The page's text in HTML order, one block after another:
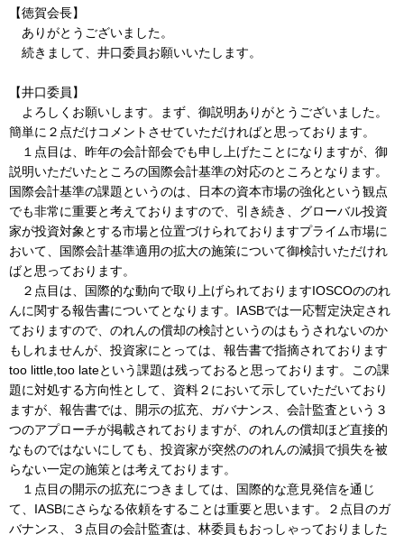
【徳賀会長】
ありがとうございました。
続きまして、井口委員お願いいたします。
【井口委員】
よろしくお願いします。まず、御説明ありがとうございました。
簡単に２点だけコメントさせていただければと思っております。
１点目は、昨年の会計部会でも申し上げたことになりますが、御
説明いただいたところの国際会計基準の対応のところとなります。
国際会計基準の課題というのは、日本の資本市場の強化という観点
でも非常に重要と考えておりますので、引き続き、グローバル投資
家が投資対象とする市場と位置づけられておりますプライム市場に
おいて、国際会計基準適用の拡大の施策について御検討いただけれ
ばと思っております。
２点目は、国際的な動向で取り上げられておりますIOSCOののれ
んに関する報告書についてとなります。IASBでは一応暫定決定され
ておりますので、のれんの償却の検討というのはもうされないのか
もしれませんが、投資家にとっては、報告書で指摘されております
too little,too lateという課題は残っておると思っております。この課
題に対処する方向性として、資料２において示していただいており
ますが、報告書では、開示の拡充、ガバナンス、会計監査という３
つのアプローチが掲載されておりますが、のれんの償却ほど直接的
なものではないにしても、投資家が突然ののれんの減損で損失を被
らない一定の施策とは考えております。
１点目の開示の拡充につきましては、国際的な意見発信を通じ
て、IASBにさらなる依頼をすることは重要と思います。２点目のガ
バナンス、３点目の会計監査は、林委員もおっしゃっておりました